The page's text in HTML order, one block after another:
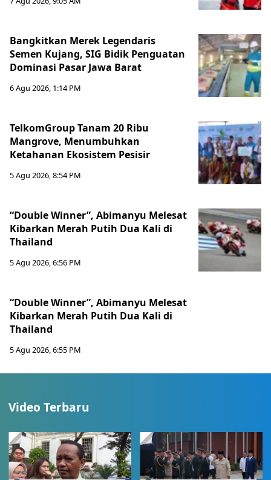
Bangkitkan Merek Legendaris
Semen Kujang, SIG Bidik Penguatan
Dominasi Pasar Jawa Barat
6 Agu 2026, 1:14 PM
TelkomGroup Tanam 20 Ribu
Mangrove, Menumbuhkan
Ketahanan Ekosistem Pesisir
5 Agu 2026, 8:54 PM
“Double Winner”, Abimanyu Melesat
Kibarkan Merah Putih Dua Kali di
Thailand
5 Agu 2026, 6:56 PM
“Double Winner”, Abimanyu Melesat
Kibarkan Merah Putih Dua Kali di
Thailand
5 Agu 2026, 6:55 PM
Video Terbaru